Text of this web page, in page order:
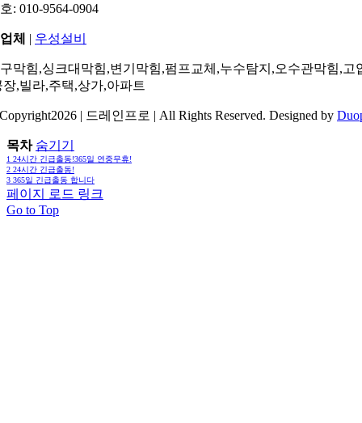
: 010-9564-0904
체 | 우성설비
막힘,싱크대막힘,변기막힘,펌프교체,누수탐지,오수관막힘,고
장,빌라,주택,상가,아파트
| 드레인프로 | All Rights Reserved. Designed by
목차 숨기기
1 24시간 긴급출동!365일 연중무휴!
2 24시간 긴급출동!
3 365일 긴급출동 합니다
페이지 로드 링크
Go to Top